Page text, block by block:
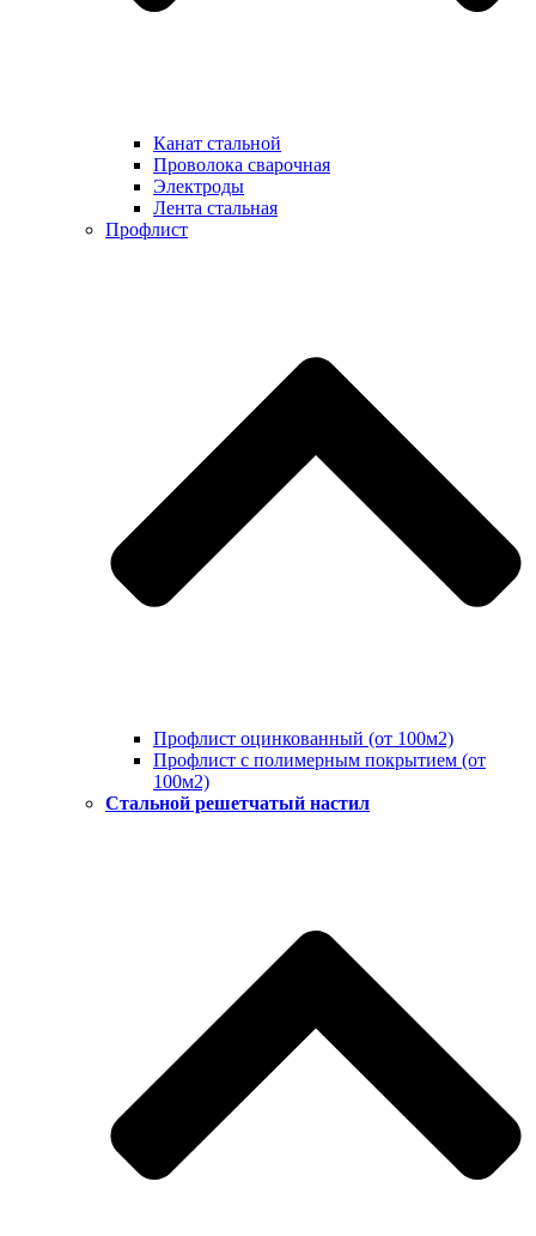
Канат стальной
Проволока сварочная
Электроды
Лента стальная
Профлист
Профлист оцинкованный (от 100м2)
Профлист с полимерным покрытием (от
100м2)
Стальной решетчатый настил